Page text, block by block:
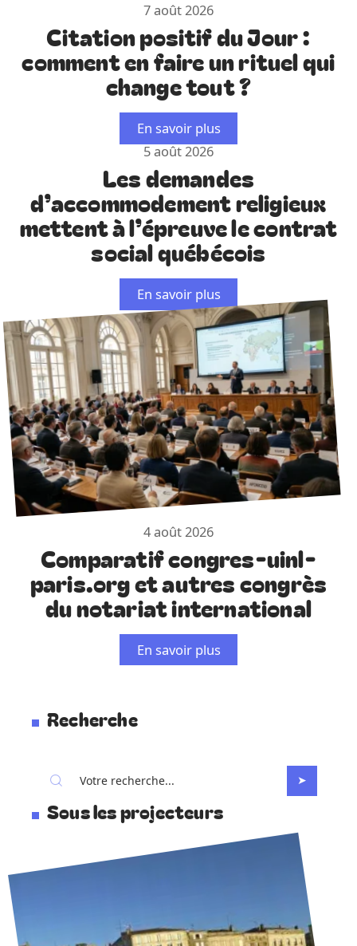
7 août 2026
Citation positif du Jour :
comment en faire un rituel qui
change tout ?
En savoir plus
5 août 2026
Les demandes
d’accommodement religieux
mettent à l’épreuve le contrat
social québécois
En savoir plus
4 août 2026
Comparatif congres-uinl-
paris.org et autres congrès
du notariat international
En savoir plus
Recherche
Sous les projecteurs